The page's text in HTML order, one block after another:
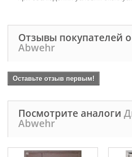
Отзывы покупателей о
Abwehr
Оставьте отзыв первым!
Посмотрите аналоги
Abwehr